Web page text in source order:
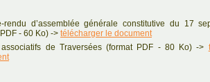
rendu d’assemblée générale constitutive du 17
- 60 Ko) -> télécharger le document
associatifs de Traversées (format PDF - 80 Ko) ->